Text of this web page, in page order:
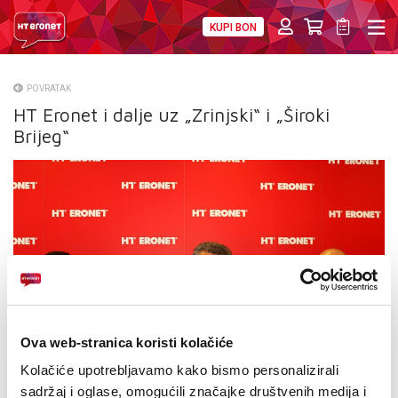
Ova web-stranica koristi kolačiće
Kolačiće upotrebljavamo kako bismo personalizirali
sadržaj i oglase, omogućili značajke društvenih medija i
KUPI BON
O NAMA
NATJEČAJI
VELEPRODAJA
KONTAKTI
POVRATAK
HT Eronet i dalje uz „Zrinjski“ i „Široki
Brijeg“